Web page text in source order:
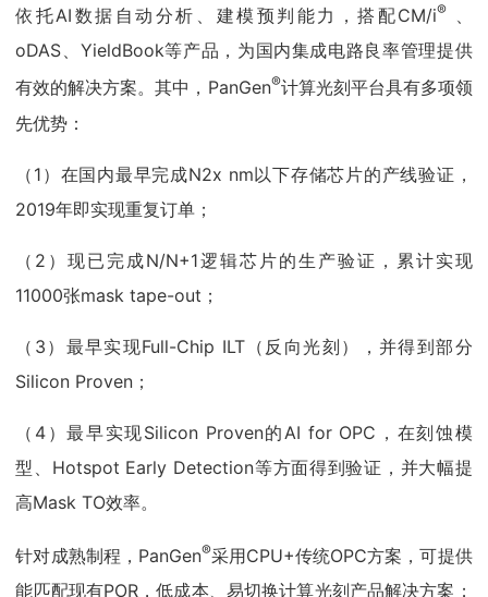
依托AI数据自动分析、建模预判能力，搭配CM/i®
、
oDAS、YieldBook等产品，为国内集成电路良率管理提供
有效的解决方案。其中，PanGen®计算光刻平台具有多项领
先优势：
（1）在国内最早完成N2x nm以下存储芯片的产线验证，
2019年即实现重复订单；
（2）现已完成N/N+1逻辑芯片的生产验证，累计实现
11000张mask tape-out；
（3）最早实现Full-Chip ILT（反向光刻），并得到部分
Silicon Proven；
（4）最早实现Silicon Proven的AI for OPC，在刻蚀模
型、Hotspot Early Detection等方面得到验证，并大幅提
高Mask TO效率。
针对成熟制程，PanGen®采用CPU+传统OPC方案，可提供
能匹配现有POR，低成本、易切换计算光刻产品解决方案；